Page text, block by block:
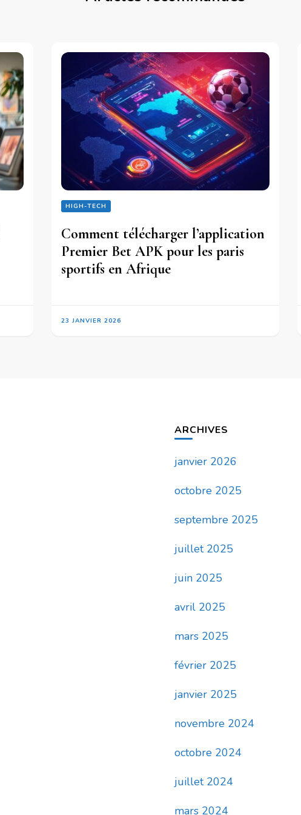
HIGH-TECH
Comment télécharger l’application
Premier Bet APK pour les paris
sportifs en Afrique
23 JANVIER 2026
ARCHIVES
janvier 2026
octobre 2025
septembre 2025
juillet 2025
juin 2025
avril 2025
mars 2025
février 2025
janvier 2025
novembre 2024
octobre 2024
juillet 2024
mars 2024